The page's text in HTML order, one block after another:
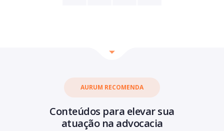
AURUM RECOMENDA
Conteúdos para elevar sua
atuação na advocacia